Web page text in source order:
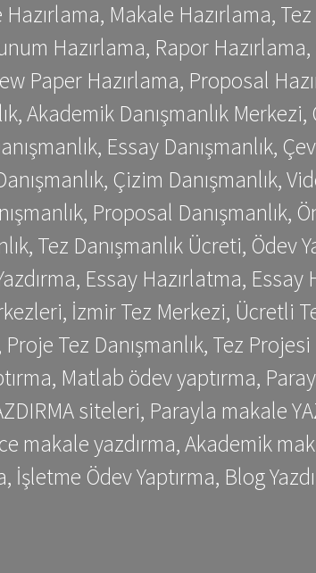
Makale Hazırlama,
Hazırlama, Rapor
Paper Hazırlama, Proposal
Akademik Danışmanlık
Essay Danışmanlık,
Çizim Danışmanlık,
Proposal Danışmanlık,
Tez Danışmanlık Ücreti, Ödev
Essay Hazırlatma,
İzmir Tez Merkezi, Ücretli
Proje Tez Danışmanlık, Tez
Matlab ödev yaptırma,
siteleri, Parayla makale
makale yazdırma, Akademik
İşletme Ödev Yaptırma, Blog